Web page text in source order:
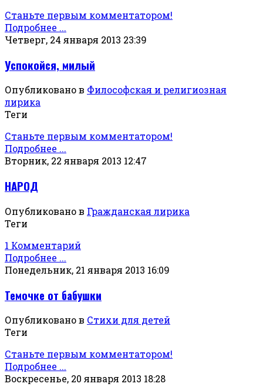
Станьте первым комментатором!
Подробнее ...
Четверг, 24 января 2013 23:39
Успокойся, милый
Опубликовано в Философская и религиозная
лирика
Теги
Станьте первым комментатором!
Подробнее ...
Вторник, 22 января 2013 12:47
НАРОД
Опубликовано в Гражданская лирика
Теги
1 Комментарий
Подробнее ...
Понедельник, 21 января 2013 16:09
Темочке от бабушки
Опубликовано в Стихи для детей
Теги
Станьте первым комментатором!
Подробнее ...
Воскресенье, 20 января 2013 18:28